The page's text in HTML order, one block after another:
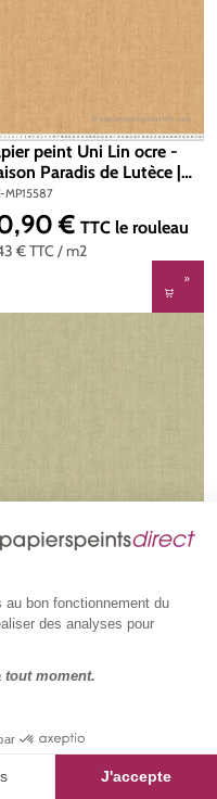
bon fonctionnement du
des analyses pour
tout moment.
J'accepte
peint Uni Lin ocre -
Paradis de Lutèce |
LTC-MP15587
MP15587
€TTC / m2
régulier :
€ TTC le rouleau
- Maison Paradis de
TTC/ m2
régulier :
€TTC